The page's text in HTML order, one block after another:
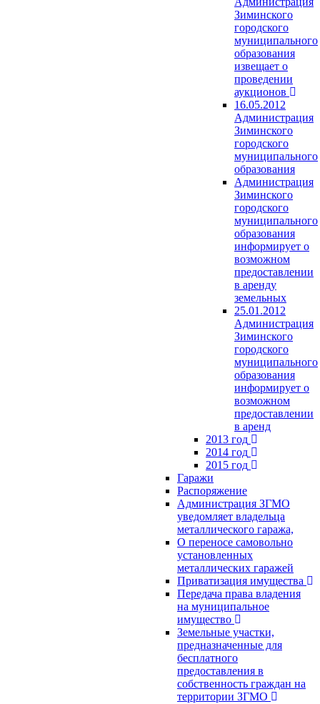
Зиминского
городского
муниципального
образования
извещает о
проведении
аукционов
16.05.2012
Администрация
Зиминского
городского
муниципального
образования
Администрация
Зиминского
городского
муниципального
образования
информирует о
возможном
предоставлении
в аренду
земельных
25.01.2012
Администрация
Зиминского
городского
муниципального
образования
информирует о
возможном
предоставлении
в аренд
2013 год
2014 год
2015 год
Гаражи
Распоряжение
Администрация ЗГМО
уведомляет владельца
металлического гаража,
О переносе самовольно
установленных
металлических гаражей
Приватизация имущества
Передача права владения
на муниципальное
имущество
Земельные участки,
предназначенные для
бесплатного
предоставления в
собственность граждан на
территории ЗГМО